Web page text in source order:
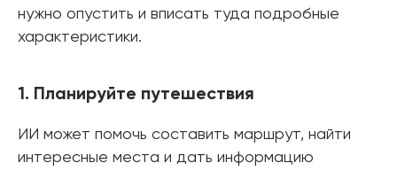
нужно опустить и вписать туда подробные
характеристики.
1. Планируйте путешествия
ИИ может помочь составить маршрут, найти
интересные места и дать информацию